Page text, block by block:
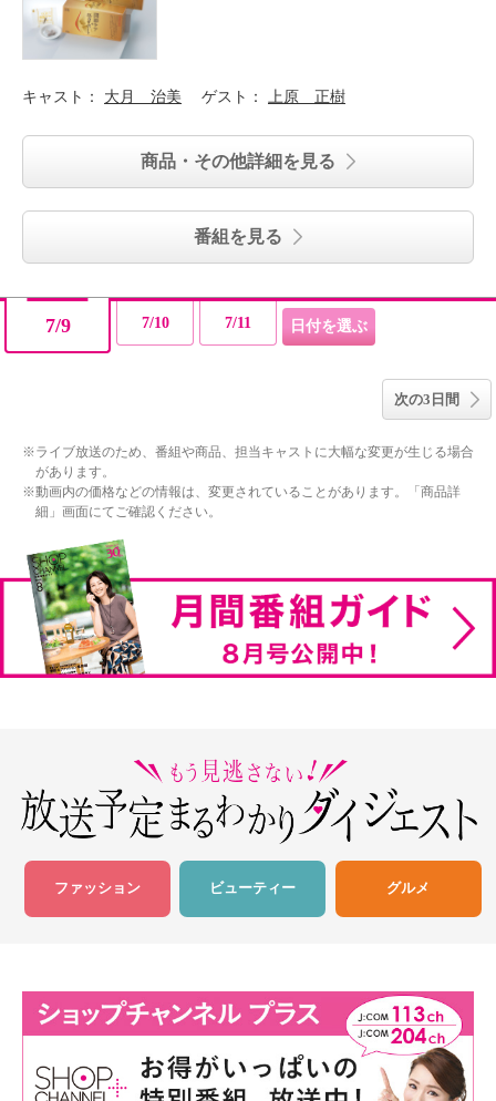
キャスト： 大月 治美 ゲスト： 上原 正樹
商品・その他詳細を見る
番組を見る
7/9 7/10 7/11
次の3日間
ライブ放送のため、番組や商品、担当キャストに大幅な変更が生じる場合
があります。
動画内の価格などの情報は、変更されていることがあります。「商品詳
細」画面にてご確認ください。
ファッション ビューティー グルメ